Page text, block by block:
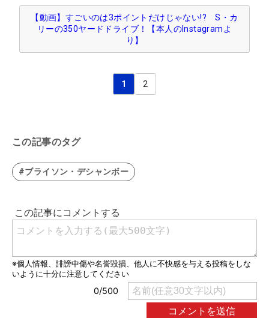
【動画】すごいのは3ポイントだけじゃない!? S・カ
リーの350ヤードドライブ！【本人のInstagramよ
り】
1 2
この記事のタグ
#ブライソン・デシャンボー